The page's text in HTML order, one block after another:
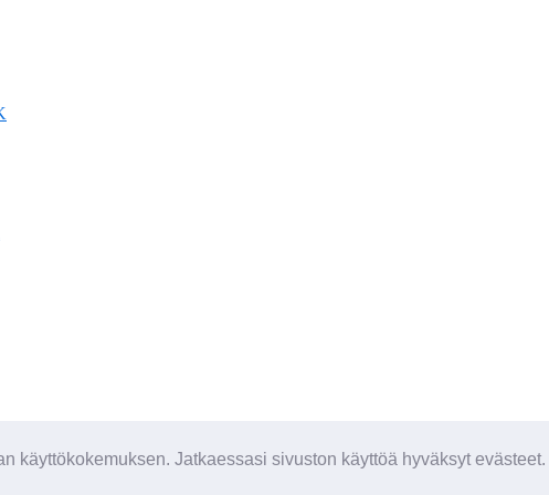
käyttökokemuksen. Jatkaessasi sivuston käyttöä hyväksyt evästeet.